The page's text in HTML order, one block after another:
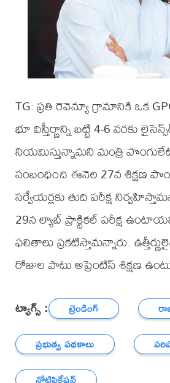
TG: ప్రతి రెవెన్యూ గ్రామానికి ఒక
భూ విస్తీర్ణాన్ని బ‌ట్టి 4-6 వ‌ర‌కు
నియ‌మిస్తున్నామని మంత్రి
సంబంధించి ఈనెల 27న శిక్ష‌ణ
స‌ర్వేయ‌ర్ల‌కు తుది ప‌రీక్ష
29న ల్యాబ్ ప్రాక్టిక‌ల్ ప‌రీక్ష
ఫ‌లితాలు ప్ర‌క‌టిస్తామన్నారు.
రోజుల పాటు అప్రెంటిస్ శిక్ష‌ణ
ట్యాగ్స్ : ట్రెండింగ్
ప్రభుత్వ పథకాలు
నోటిఫికేషన్